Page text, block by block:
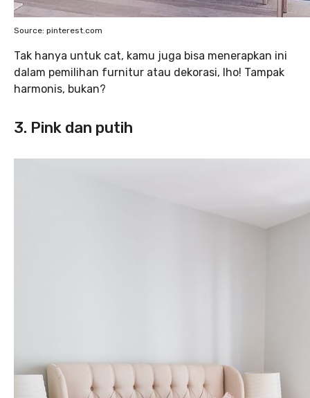
Source: pinterest.com
Tak hanya untuk cat, kamu juga bisa menerapkan ini
dalam pemilihan furnitur atau dekorasi, lho! Tampak
harmonis, bukan?
3. Pink dan putih